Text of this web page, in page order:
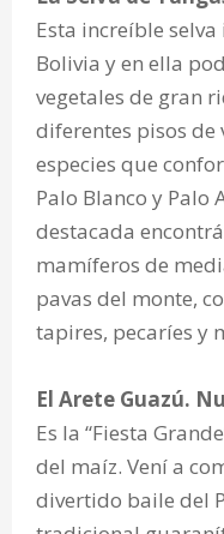
Esta increíble
Bolivia y en ella
vegetales de gran
diferentes pisos de
especies que
Palo Blanco y Palo
destacada
mamíferos de
pavas del monte,
tapires, pecaríes y
El Arete Guazú.
Es la “Fiesta
del maíz. Vení a
divertido baile del